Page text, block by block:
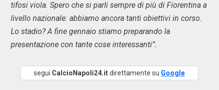
tifosi viola. Spero che si parli sempre di più di Fiorentina a
livello nazionale: abbiamo ancora tanti obiettivi in corso.
Lo stadio? A fine gennaio stiamo preparando la
presentazione con tante cose interessanti”.
segui CalcioNapoli24.itdirettamente su Google